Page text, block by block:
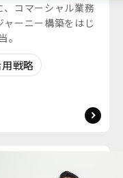
コマーシャル業務
ーニー構築をはじ
。
戦略